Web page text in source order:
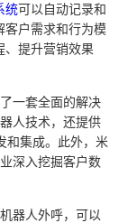
统可以自动记录和
客户需求和行为模
、提升营销效果
一套全面的解决
人技术，还提供
和集成。此外，米
深入挖掘客户数
器人外呼，可以